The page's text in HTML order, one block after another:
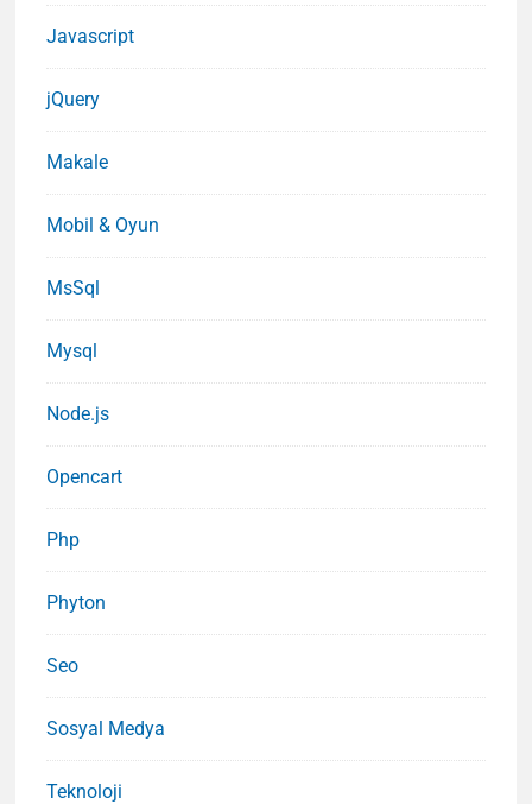
Javascript
jQuery
Makale
Mobil & Oyun
MsSql
Mysql
Node.js
Opencart
Php
Phyton
Seo
Sosyal Medya
Teknoloji